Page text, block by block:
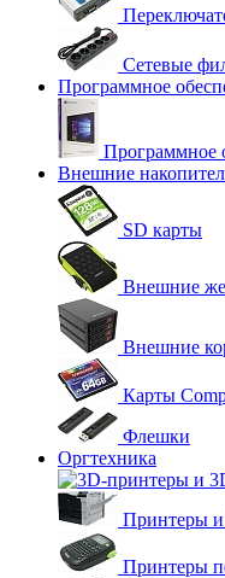
Сетевые
Программное
Программное
Внешние
SD карты
Внешние
Внешние
Карты
Флешки
Оргтехника
Принтеры
Принтеры